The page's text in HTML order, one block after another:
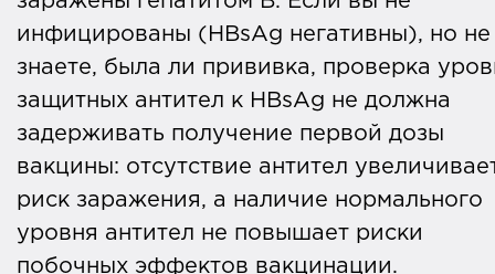
инфицированы (HBsAg негативны), но не
знаете, была ли прививка, проверка
защитных антител к HBsAg не должна
задерживать получение первой дозы
вакцины: отсутствие антител
риск заражения, а наличие нормального
уровня антител не повышает риски
побочных эффектов вакцинации.